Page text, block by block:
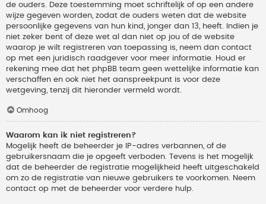
de ouders. Deze toestemming moet schriftelijk of op een andere
wijze gegeven worden, zodat de ouders weten dat de website
persoonlijke gegevens van hun kind, jonger dan 13, heeft. Indien je
niet zeker bent of deze wet al dan niet op jou of de website
waarop je wilt registreren van toepassing is, neem dan contact
op met een juridisch raadgever voor meer informatie. Houd er
rekening mee dat het phpBB team geen wettelijke informatie kan
verschaffen en ook niet het aanspreekpunt is voor deze
wetgeving, tenzij dit hieronder vermeld wordt.
Omhoog
Waarom kan ik niet registreren?
Mogelijk heeft de beheerder je IP-adres verbannen, of de
gebruikersnaam die je opgeeft verboden. Tevens is het mogelijk
dat de beheerder de registratie mogelijkheid heeft uitgeschakeld
om zo de registratie van nieuwe gebruikers te voorkomen. Neem
contact op met de beheerder voor verdere hulp.